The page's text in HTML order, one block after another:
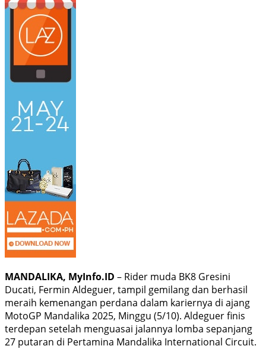
MANDALIKA, MyInfo.ID – Rider muda BK8 Gresini
Ducati, Fermin Aldeguer, tampil gemilang dan berhasil
meraih kemenangan perdana dalam kariernya di ajang
MotoGP Mandalika 2025, Minggu (5/10). Aldeguer finis
terdepan setelah menguasai jalannya lomba sepanjang
27 putaran di Pertamina Mandalika International Circuit.